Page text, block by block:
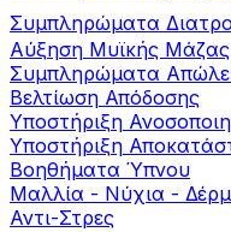
Συμπληρώματα
Αύξηση Μυϊκής Μάζας
Συμπληρώματα
Βελτίωση Απόδοσης
Υποστήριξη
Yποστήριξη
Βοηθήματα Ύπνου
Μαλλία - Νύχια -
Αντι-Στρες